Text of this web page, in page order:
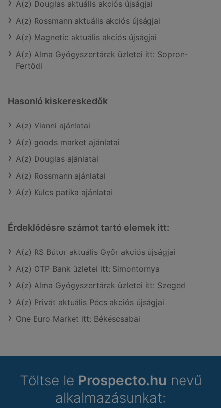
A(z) Douglas aktuális akciós újságjai
A(z) Rossmann aktuális akciós újságjai
A(z) Magnetic aktuális akciós újságjai
A(z) Alma Gyógyszertárak üzletei itt: Sopron-
Fertődi
Hasonló kiskereskedők
A(z) Vianni ajánlatai
A(z) goods market ajánlatai
A(z) Douglas ajánlatai
A(z) Rossmann ajánlatai
A(z) Kulcs patika ajánlatai
Érdeklődésre számot tartó elemek itt:
A(z) RS Bútor aktuális Győr akciós újságjai
A(z) OTP Bank üzletei itt: Simontornya
A(z) Alma Gyógyszertárak üzletei itt: Szeged
A(z) Privát aktuális Pécs akciós újságjai
One Euro Market itt: Békéscsabai
Töltse le Prospecto.hu nevű
alkalmazásunkat: